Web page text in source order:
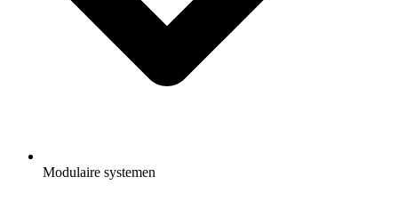
Modulaire systemen